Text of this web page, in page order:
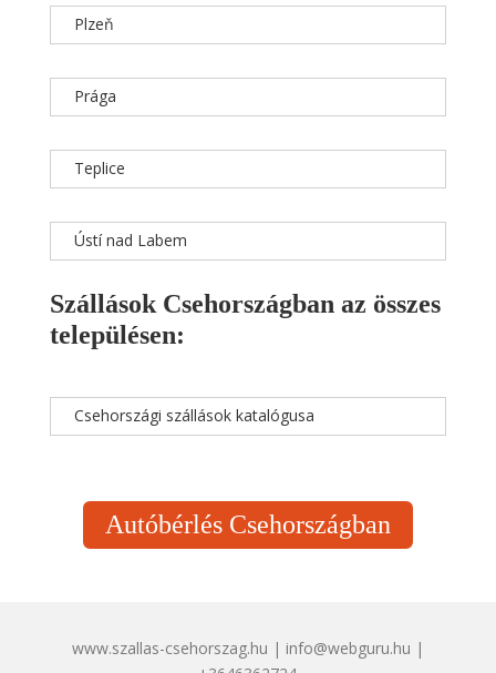
Plzeň
Prága
Teplice
Ústí nad Labem
Szállások Csehországban az összes
településen:
Csehországi szállások katalógusa
Autóbérlés Csehországban
www.szallas-csehorszag.hu | info@webguru.hu |